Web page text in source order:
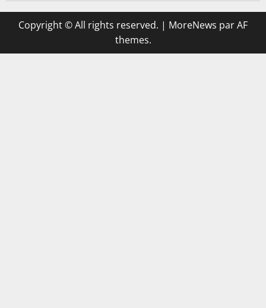
Copyright © All rights reserved. | MoreNews par AF
themes.